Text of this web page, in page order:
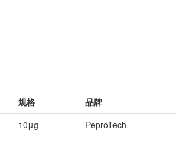
规格 品牌
10μg PeproTech